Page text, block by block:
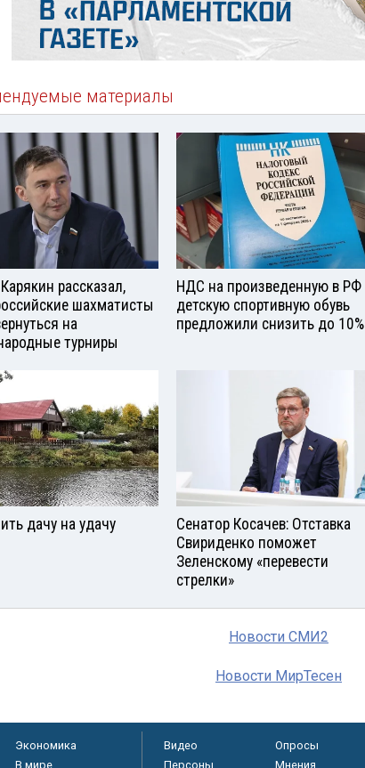
материалы
рассказал,
шахматисты
на
турниры
НДС на произведенную в РФ
детскую спортивную обувь
предложили снизить до 10%
дачу на удачу
Сенатор Косачев: Отставка
Свириденко поможет
Зеленскому «перевести
стрелки»
Новости СМИ2
Новости МирТесен
Экономика
В мире
Видео Опросы
Персоны
Мнения